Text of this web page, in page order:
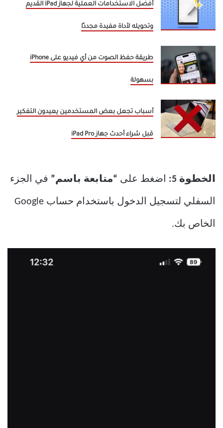
أفضل الاستخدامات العملية لجهاز iPad القديم
وتحويله لأداة مفيدة مجددًا
طريقة حفظ الصوت من أي فيديو على iPhone
بسهولة
أسباب تجعل بعض المستخدمين يعيدون التفكير
قبل شراء أحدث جهاز iPad Pro
الخطوة 5: اضغط على “متابعة باسم” في الجزء
السفلي لتسجيل الدخول باستخدام حساب Google
الخاص بك.